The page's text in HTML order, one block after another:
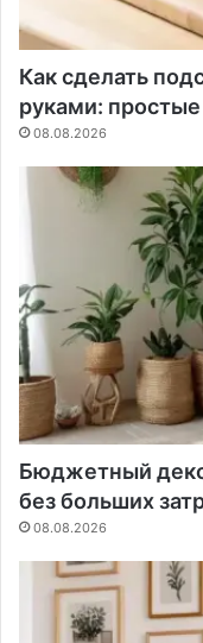
Как сделать
руками:
08.08.2026
Бюджетный
без больших
08.08.2026